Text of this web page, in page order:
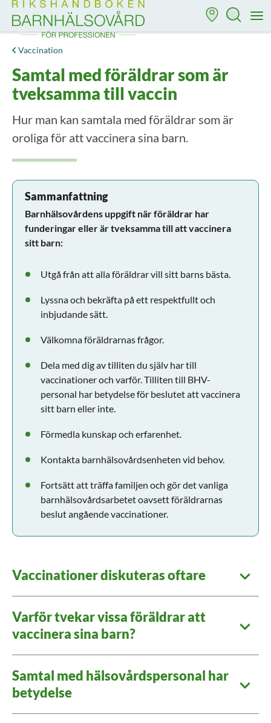
Till startsidan för Rikshandboken i barnhälsovård
Vaccination
Samtal med föräldrar som är
tveksamma till vaccin
Hur man kan samtala med föräldrar som är
oroliga för att vaccinera sina barn.
Sammanfattning
Barnhälsovårdens uppgift när föräldrar har
funderingar eller är tveksamma till att vaccinera
sitt barn:
Utgå från att alla föräldrar vill sitt barns bästa.
Lyssna och bekräfta på ett respektfullt och
inbjudande sätt.
Välkomna föräldrarnas frågor.
Dela med dig av tilliten du själv har till
vaccinationer och varför. Tilliten till BHV-
personal har betydelse för beslutet att vaccinera
sitt barn eller inte.
Förmedla kunskap och erfarenhet.
Kontakta barnhälsovårdsenheten vid behov.
Fortsätt att träffa familjen och gör det vanliga
barnhälsovårdsarbetet oavsett föräldrarnas
beslut angående vaccinationer.
Vaccinationer diskuteras oftare
Varför tvekar vissa föräldrar att
vaccinera sina barn?
Samtal med hälsovårdspersonal har
betydelse